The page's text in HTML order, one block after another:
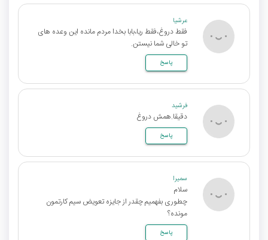
عرشیا
فقط دروغ،فقط ریا،بابا بخدا مردم مانده این وعده های
تو خالی شما نیستن.
پاسخ
فرشید
دقیقا.همش دروغ
پاسخ
سمیرا
سلام
چطوری بفهمیم چقدر از جایزه تعویض سیم کارتمون
مونده؟
پاسخ